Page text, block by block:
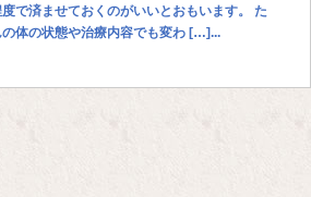
で済ませておくのがいいとおもいます。 た
体の状態や治療内容でも変わ […]...